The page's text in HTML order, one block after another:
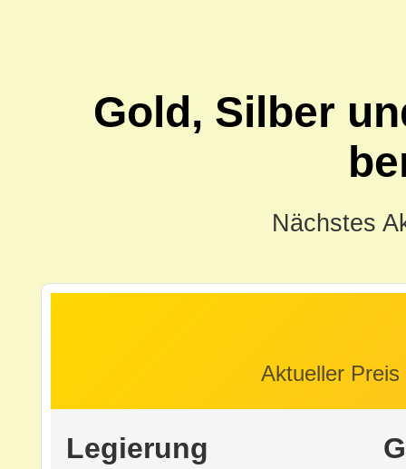
Gold, Silber
Nächstes
Aktueller
Legierung